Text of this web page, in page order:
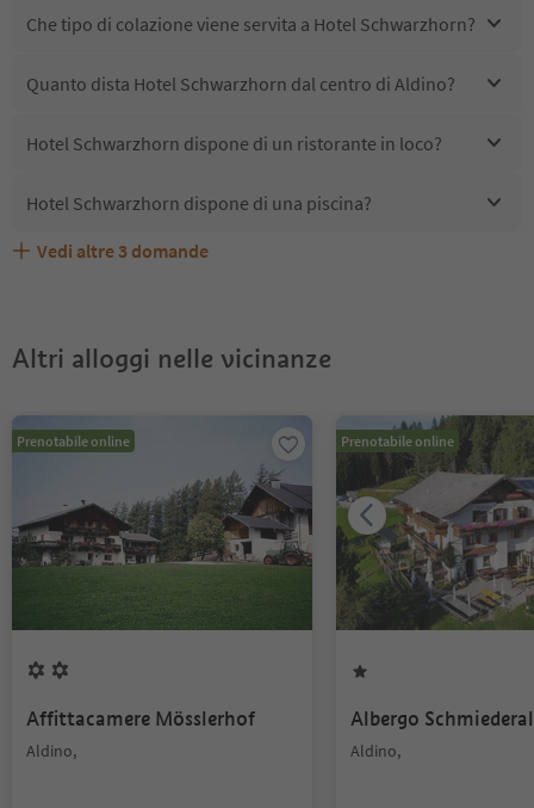
Che tipo di colazione viene servita a Hotel Schwarzhorn?
Quanto dista Hotel Schwarzhorn dal centro di Aldino?
Hotel Schwarzhorn dispone di un ristorante in loco?
Hotel Schwarzhorn dispone di una piscina?
Hotel Schwarzhorn accetta animali domestici?
Quali servizi/attività sono disponibili presso Hotel
Gli ospiti di Hotel Schwarzhorn ricevono l'Alto Adige
Vedi altre 3 domande
Altri alloggi nelle vicinanze
Prenotabile online
Affittacamere Mösslerhof
Aldino,
Prenotabile online
Albergo
Aldino,